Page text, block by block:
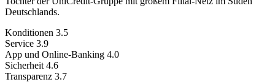
Deutschlands.
Konditionen 3.5
Service 3.9
App und Online-Banking 4.0
Sicherheit 4.6
Transparenz 3.7